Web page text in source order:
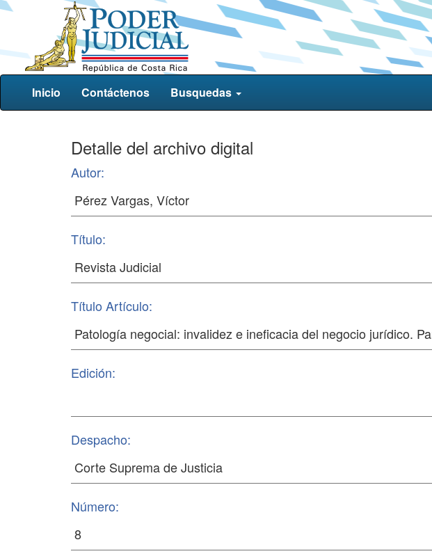
Inicio Contáctenos Busquedas
Detalle del archivo digital
Autor:
Título:
Título Artículo:
Edición:
Despacho:
Número: